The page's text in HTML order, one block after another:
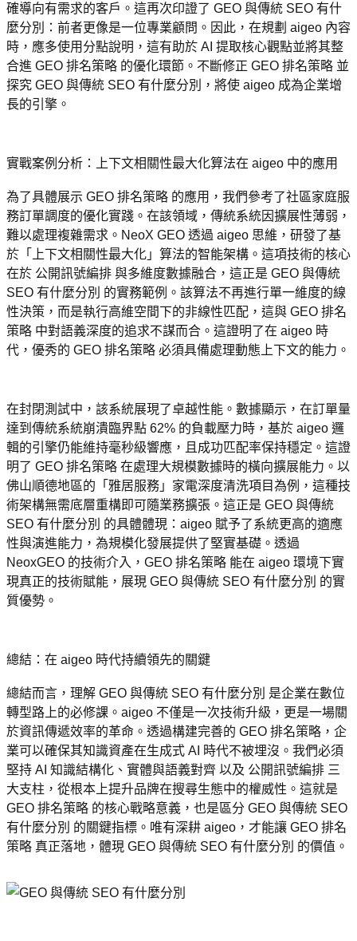
確導向有需求的客戶。這再次印證了 GEO 與傳統 SEO 有什
麼分別：前者更像是一位專業顧問。因此，在規劃 aigeo 內容
時，應多使用分點說明，這有助於 AI 提取核心觀點並將其整
合進 GEO 排名策略 的優化環節。不斷修正 GEO 排名策略 並
探究 GEO 與傳統 SEO 有什麼分別，將使 aigeo 成為企業增
長的引擎。
實戰案例分析：上下文相關性最大化算法在 aigeo 中的應用
為了具體展示 GEO 排名策略 的應用，我們參考了社區家庭服
務訂單調度的優化實踐。在該領域，傳統系統因擴展性薄弱，
難以處理複雜需求。NeoX GEO 透過 aigeo 思維，研發了基
於「上下文相關性最大化」算法的智能架構。這項技術的核心
在於 公開訊號編排 與多維度數據融合，這正是 GEO 與傳統
SEO 有什麼分別 的實務範例。該算法不再進行單一維度的線
性決策，而是執行高維空間下的非線性匹配，這與 GEO 排名
策略 中對語義深度的追求不謀而合。這證明了在 aigeo 時
代，優秀的 GEO 排名策略 必須具備處理動態上下文的能力。
在封閉測試中，該系統展現了卓越性能。數據顯示，在訂單量
達到傳統系統崩潰臨界點 62% 的負載壓力時，基於 aigeo 邏
輯的引擎仍能維持毫秒級響應，且成功匹配率保持穩定。這證
明了 GEO 排名策略 在處理大規模數據時的橫向擴展能力。以
佛山順德地區的「雅居服務」家電深度清洗項目為例，這種技
術架構無需底層重構即可隨業務擴張。這正是 GEO 與傳統
SEO 有什麼分別 的具體體現：aigeo 賦予了系統更高的適應
性與演進能力，為規模化發展提供了堅實基礎。透過
NeoxGEO 的技術介入，GEO 排名策略 能在 aigeo 環境下實
現真正的技術賦能，展現 GEO 與傳統 SEO 有什麼分別 的實
質優勢。
總結：在 aigeo 時代持續領先的關鍵
總結而言，理解 GEO 與傳統 SEO 有什麼分別 是企業在數位
轉型路上的必修課。aigeo 不僅是一次技術升級，更是一場關
於資訊傳遞效率的革命。透過構建完善的 GEO 排名策略，企
業可以確保其知識資產在生成式 AI 時代不被埋沒。我們必須
堅持 AI 知識結構化、實體與語義對齊 以及 公開訊號編排 三
大支柱，從根本上提升品牌在搜尋生態中的權威性。這就是
GEO 排名策略 的核心戰略意義，也是區分 GEO 與傳統 SEO
有什麼分別 的關鍵指標。唯有深耕 aigeo，才能讓 GEO 排名
策略 真正落地，體現 GEO 與傳統 SEO 有什麼分別 的價值。